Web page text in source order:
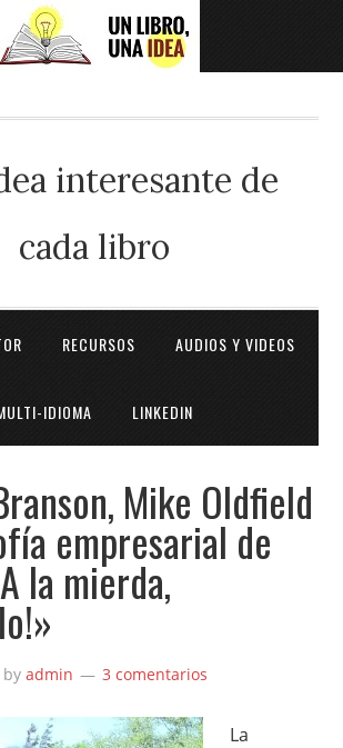
interesante de
cada libro
RECURSOS AUDIOS Y VIDEOS
IDIOMA LINKEDIN
Mike Oldfield
empresarial de
la mierda,
byadmin 3 comentarios
La